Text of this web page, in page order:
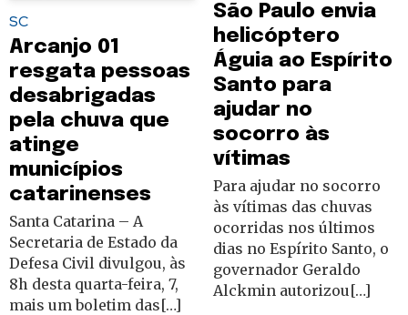
SC
Arcanjo 01
resgata pessoas
desabrigadas
pela chuva que
atinge
municípios
catarinenses
Santa Catarina – A
Secretaria de Estado da
Defesa Civil divulgou, às
8h desta quarta-feira, 7,
mais um boletim das[…]
São Paulo envia
helicóptero
Águia ao Espírito
Santo para
ajudar no
socorro às
vítimas
Para ajudar no socorro
às vítimas das chuvas
ocorridas nos últimos
dias no Espírito Santo, o
governador Geraldo
Alckmin autorizou[…]